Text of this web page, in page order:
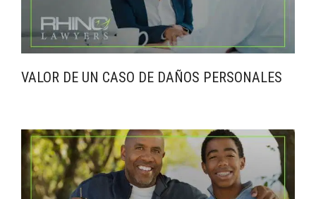
VALOR DE UN CASO DE DAÑOS PERSONALES